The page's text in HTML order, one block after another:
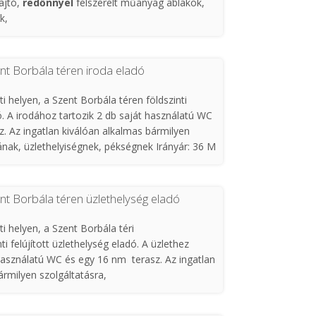
gázkazán, hűtő-fűtő klíma
megtalálható minden fontos intézmény
irodának, üzlethelyiségnek ,
cserélve, hálózatbővítés 32a,
fűtő Midea wifisklíma,
(4 lakásra vonatkozóan)
C, E.
, felújított állapota és kiváló elhelyezkedése
-Ft
Borbála téren iroda eladó
helyen, a Szent Borbála téren földszinti
A irodához tartozik 2 db saját használatú WC
Az ingatlan kiválóan alkalmas bármilyen
üzlethelyiségnek, pékségnek Irányár: 36 M
Borbála téren üzlethelység eladó
helyen, a Szent Borbála téri
felújított üzlethelység eladó. A üzlethez
WC és egy 16 nm terasz. Az ingatlan
szolgáltatásra,